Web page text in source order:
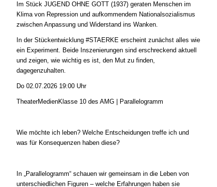
Im Stück JUGEND OHNE GOTT (1937) geraten Menschen im
Klima von Repression und aufkommendem Nationalsozialismus
zwischen Anpassung und Widerstand ins Wanken.
In der Stückentwicklung #STAERKE erscheint zunächst alles wie
ein Experiment. Beide Inszenierungen sind erschreckend aktuell
und zeigen, wie wichtig es ist, den Mut zu finden,
dagegenzuhalten.
Do 02.07.2026 19:00 Uhr
TheaterMedienKlasse 10 des AMG | Parallelogramm
Wie möchte ich leben? Welche Entscheidungen treffe ich und
was für Konsequenzen haben diese?
In „Parallelogramm“ schauen wir gemeinsam in die Leben von
unterschiedlichen Figuren – welche Erfahrungen haben sie